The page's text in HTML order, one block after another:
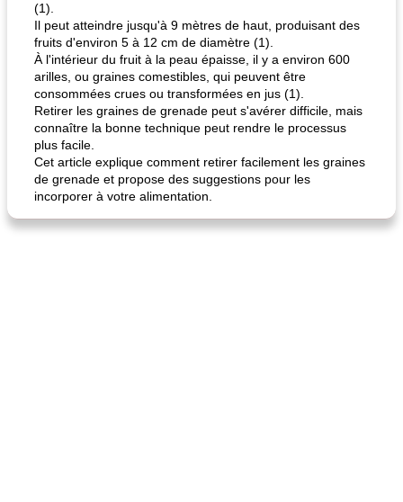
(1).
Il peut atteindre jusqu'à 9 mètres de haut, produisant des
fruits d'environ 5 à 12 cm de diamètre (1).
À l'intérieur du fruit à la peau épaisse, il y a environ 600
arilles, ou graines comestibles, qui peuvent être
consommées crues ou transformées en jus (1).
Retirer les graines de grenade peut s'avérer difficile, mais
connaître la bonne technique peut rendre le processus
plus facile.
Cet article explique comment retirer facilement les graines
de grenade et propose des suggestions pour les
incorporer à votre alimentation.